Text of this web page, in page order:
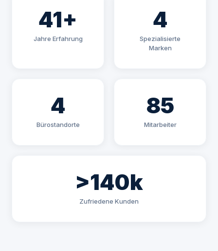
41+
Jahre Erfahrung
4
Spezialisierte
Marken
4
Bürostandorte
85
Mitarbeiter
>140k
Zufriedene Kunden